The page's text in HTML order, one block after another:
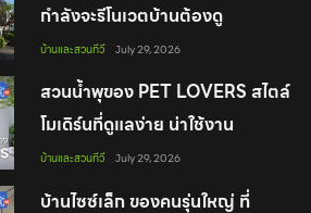
กำลังจะรีโนเวตบ้านต้องดู
บ้านและสวนทีวี July 29, 2026
สวนน้ำพุของ PET LOVERS สไตล์
โมเดิร์นที่ดูแลง่าย น่าใช้งาน
บ้านและสวนทีวี July 29, 2026
บ้านไซซ์เล็ก ของคนรุ่นใหญ่ ที่